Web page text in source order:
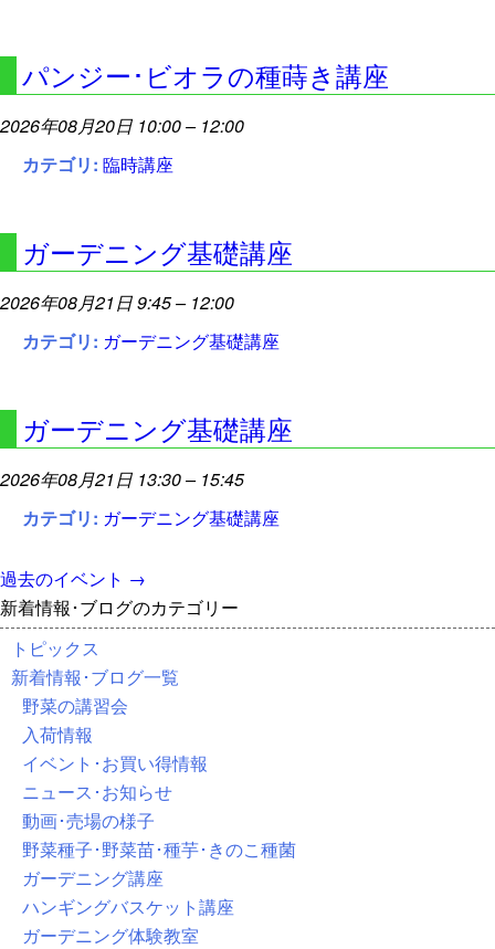
パンジー･ビオラの種蒔き講座
2026年08月20日 10:00– 12:00
カテゴリ: 臨時講座
ガーデニング基礎講座
2026年08月21日 9:45– 12:00
カテゴリ: ガーデニング基礎講座
ガーデニング基礎講座
2026年08月21日 13:30– 15:45
カテゴリ: ガーデニング基礎講座
過去のイベント →
新着情報･ブログのカテゴリー
トピックス
新着情報･ブログ一覧
野菜の講習会
入荷情報
イベント･お買い得情報
ニュース･お知らせ
動画･売場の様子
野菜種子･野菜苗･種芋･きのこ種菌
ガーデニング講座
ハンギングバスケット講座
ガーデニング体験教室